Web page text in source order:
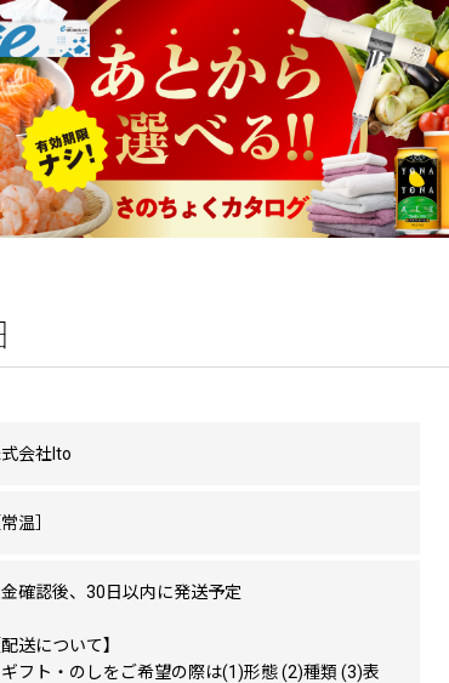
会社Ito
常温］
金確認後、30日以内に発送予定
配送について】
フト・のしをご希望の際は(1)形態 (2)種類 (3)表